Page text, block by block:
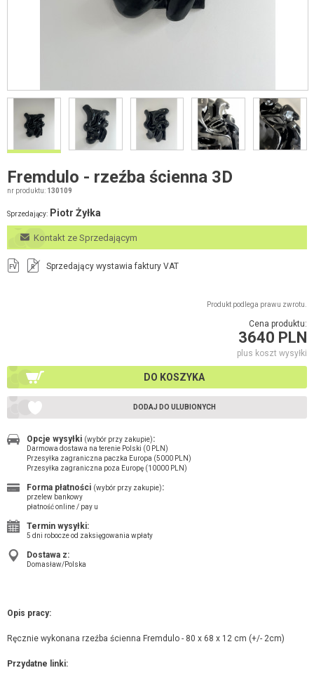
Fremdulo - rzeźba ścienna 3D
nr produktu: 130109
Sprzedający: Piotr Żyłka
Kontakt ze Sprzedającym
FV R Sprzedający wystawia faktury VAT
Produkt podlega prawu zwrotu.
Cena produktu:
3640 PLN
plus koszt wysyłki
DO KOSZYKA
DODAJ DO ULUBIONYCH
Opcje wysyłki (wybór przy zakupie):
Darmowa dostawa na terenie Polski (0 PLN)
Przesyłka zagraniczna paczka Europa (5000 PLN)
Przesyłka zagraniczna poza Europę (10000 PLN)
Forma płatności (wybór przy zakupie):
przelew bankowy
płatność online / pay u
Termin wysyłki:
5 dni robocze od zaksięgowania wpłaty
Dostawa z:
Domasław/Polska
Opis pracy:
Ręcznie wykonana rzeźba ścienna Fremdulo - 80 x 68 x 12 cm (+/- 2cm)
Przydatne linki: